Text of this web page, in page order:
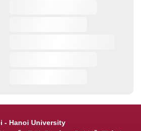
- Hanoi University